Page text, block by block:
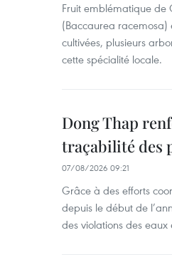
Fruit emblématique de
(Baccaurea racemosa)
cultivées, plusieurs
cette spécialité locale.
Dong Thap
traçabilité des
07/08/2026 09:21
Grâce à des efforts
depuis le début de
des violations des eaux